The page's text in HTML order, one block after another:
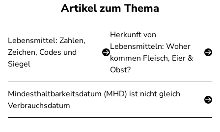
Artikel zum Thema
Lebensmittel: Zahlen,
Zeichen, Codes und
Siegel
Herkunft von
Lebensmitteln: Woher
kommen Fleisch, Eier &
Obst?
Mindesthaltbarkeitsdatum (MHD) ist nicht gleich
Verbrauchsdatum